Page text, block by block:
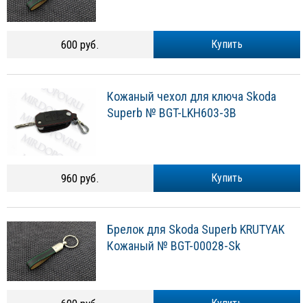
Купить
600 руб.
Кожаный чехол для ключа Skoda
Superb № BGT-LKH603-3B
Купить
960 руб.
Брелок для Skoda Superb KRUTYAK
Кожаный № BGT-00028-Sk